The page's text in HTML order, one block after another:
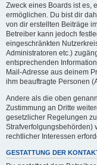
Zweck eines Boards ist es,
ermöglichen. Du bist dir
von dir erstellten Beiträge
Betreiber kann jedoch
eingeschränkten
Administratoren etc.)
entsprechenden
Mail-Adresse aus deinem
ihm beauftragte Personen
Andere als die oben
Zustimmung an Dritte
gesetzlicher Regelungen
Strafverfolgungsbehörden)
rechtlicher Interessen
GESTATTUNG DER